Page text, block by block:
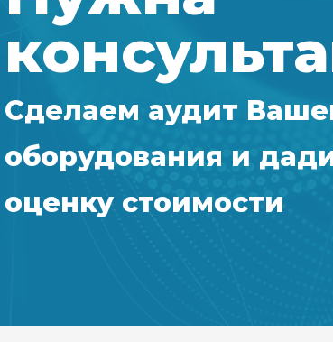
Сделаем аудит
оборудования и
оценку стоимости